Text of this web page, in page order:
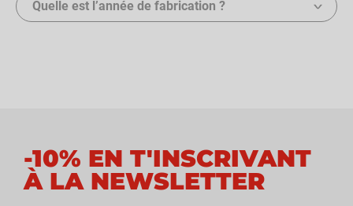
Quelle est l’année de fabrication ?
-10% EN T'INSCRIVANT
À LA NEWSLETTER